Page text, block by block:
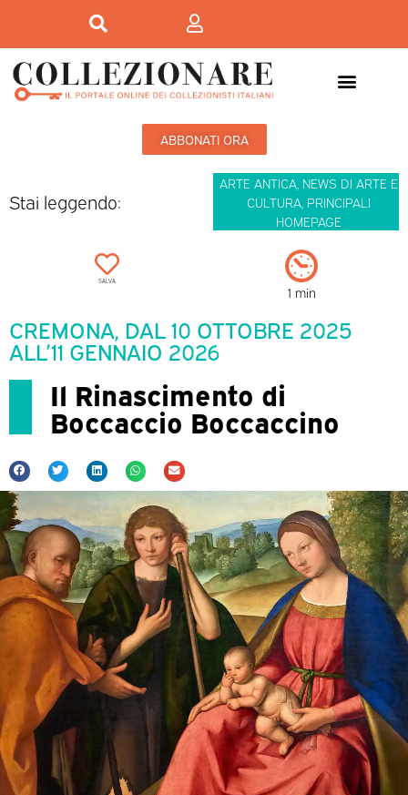
ABBONATI ORA
Stai leggendo:
ARTE ANTICA, NEWS DI ARTE E
CULTURA, PRINCIPALI
HOMEPAGE
SALVA
1 min
CREMONA, DAL 10 OTTOBRE 2025
ALL’11 GENNAIO 2026
Il Rinascimento di
Boccaccio Boccaccino